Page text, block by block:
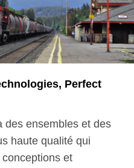
Perfect
des ensembles et des
haute qualité qui
et